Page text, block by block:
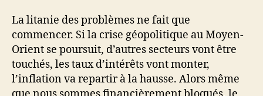
La litanie des problèmes ne fait que
commencer. Si la crise géopolitique au Moyen-
Orient se poursuit, d’autres secteurs vont être
touchés, les taux d’intérêts vont monter,
l’inflation va repartir à la hausse. Alors même